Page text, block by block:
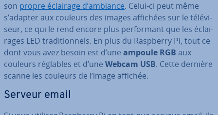
son propre éclairage d’ambiance. Celui-ci peut même
s’adapter aux couleurs des images affichées sur le té­lé­vi­
seur, ce qui le rend encore plus per­for­mant que les éclai­
rages LED tra­di­tion­nels. En plus du Raspberry Pi, tout ce
dont vous avez besoin est d’une ampoule RGB aux
couleurs réglables et d’une Webcam USB. Cette dernière
scanne les couleurs de l’image affichée.
Serveur email